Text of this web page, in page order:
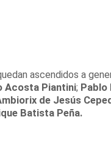
ascendidos a
Acosta Piantini; Pablo
de Jesús
Batista Peña.